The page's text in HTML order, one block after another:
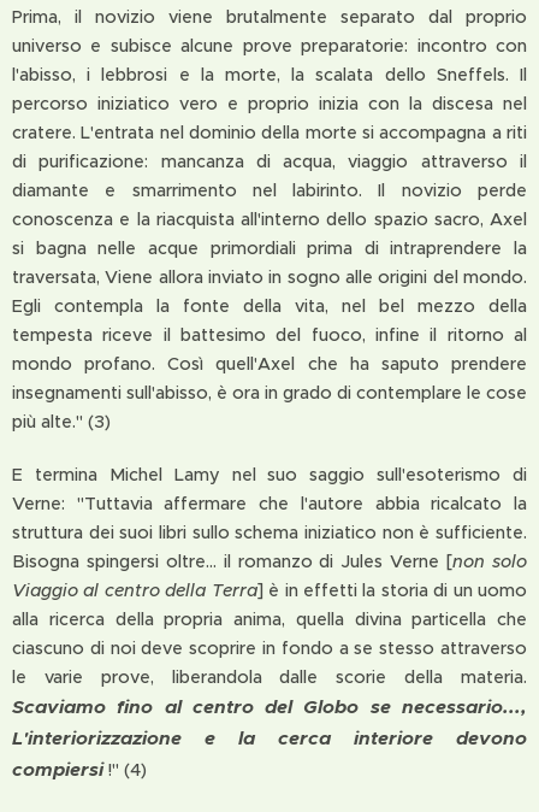
Prima, il novizio viene brutalmente separato dal proprio
universo e subisce alcune prove preparatorie: incontro con
l'abisso, i lebbrosi e la morte, la scalata dello Sneffels. Il
percorso iniziatico vero e proprio inizia con la discesa nel
cratere. L'entrata nel dominio della morte si accompagna a riti
di purificazione: mancanza di acqua, viaggio attraverso il
diamante e smarrimento nel labirinto. Il novizio perde
conoscenza e la riacquista all'interno dello spazio sacro, Axel
si bagna nelle acque primordiali prima di intraprendere la
traversata, Viene allora inviato in sogno alle origini del mondo.
Egli contempla la fonte della vita, nel bel mezzo della
tempesta riceve il battesimo del fuoco, infine il ritorno al
mondo profano. Così quell'Axel che ha saputo prendere
insegnamenti sull'abisso, è ora in grado di contemplare le cose
più alte." (3)
E termina Michel Lamy nel suo saggio sull'esoterismo di
Verne: "Tuttavia affermare che l'autore abbia ricalcato la
struttura dei suoi libri sullo schema iniziatico non è sufficiente.
Bisogna spingersi oltre... il romanzo di Jules Verne [non solo
Viaggio al centro della Terra] è in effetti la storia di un uomo
alla ricerca della propria anima, quella divina particella che
ciascuno di noi deve scoprire in fondo a se stesso attraverso
le varie prove, liberandola dalle scorie della materia.
Scaviamo fino al centro del Globo se necessario...,
L'interiorizzazione e la cerca interiore devono
compiersi!" (4)